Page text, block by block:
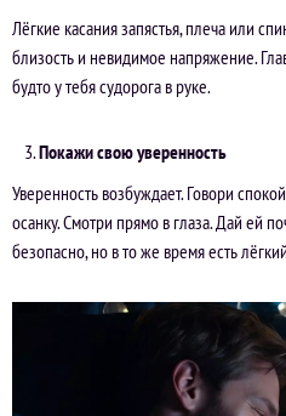
Лёгкие касания запястья, плеча или
близость и невидимое напряжение.
будто у тебя судорога в руке.
Покажи свою уверенность
Уверенность возбуждает. Говори
осанку. Смотри прямо в глаза. Дай ей
безопасно, но в то же время есть